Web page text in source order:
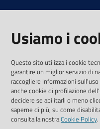
Note legali
Media Policy
SEGUICI SU
YoutubeTwitterLinkedin
Usiamo i
Questo sito utilizza i cookie
garantire un miglior servizio di
raccogliere informazioni
anche cookie di profilazione
decidere se abilitarli o meno
saperne di più, su come
consulta la nostraCookie Policy.